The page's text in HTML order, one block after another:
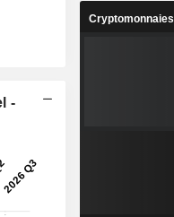
-
Cryptomonnaies